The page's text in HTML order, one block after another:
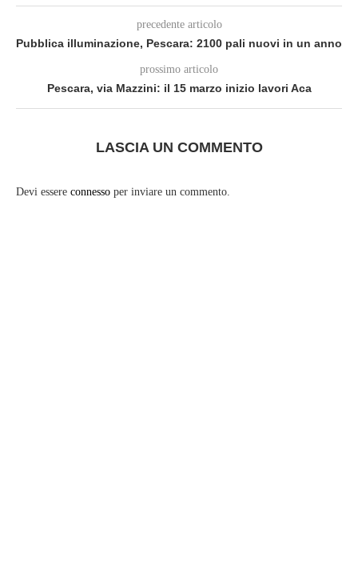
precedente articolo
Pubblica illuminazione, Pescara: 2100 pali nuovi in un anno
prossimo articolo
Pescara, via Mazzini: il 15 marzo inizio lavori Aca
LASCIA UN COMMENTO
Devi essere connesso per inviare un commento.